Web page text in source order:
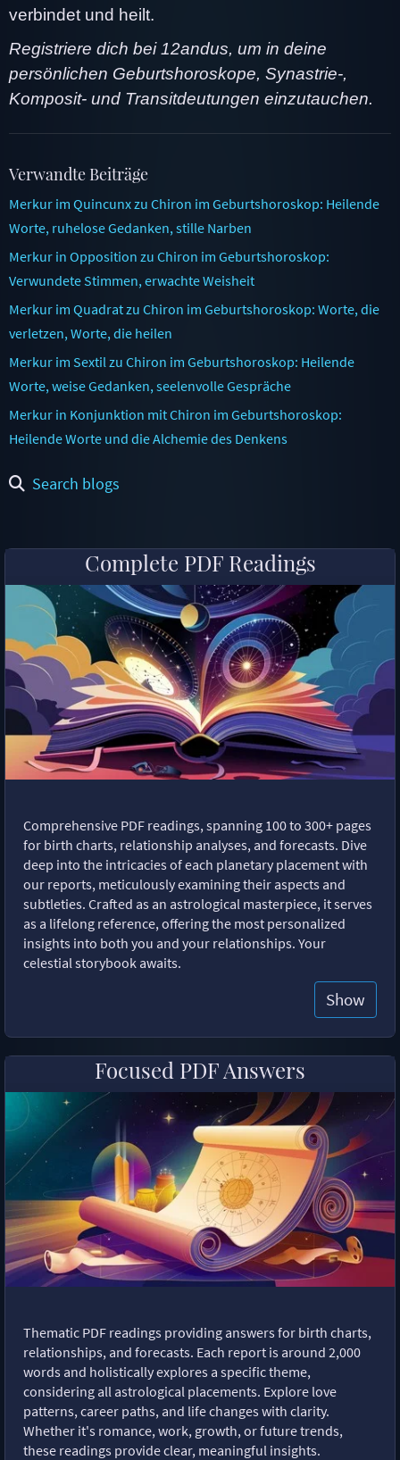
verbindet und heilt.
Registriere dich bei 12andus, um in deine
persönlichen Geburtshoroskope, Synastrie-,
Komposit- und Transitdeutungen einzutauchen.
Verwandte Beiträge
Merkur im Quincunx zu Chiron im Geburtshoroskop: Heilende
Worte, ruhelose Gedanken, stille Narben
Merkur in Opposition zu Chiron im Geburtshoroskop:
Verwundete Stimmen, erwachte Weisheit
Merkur im Quadrat zu Chiron im Geburtshoroskop: Worte, die
verletzen, Worte, die heilen
Merkur im Sextil zu Chiron im Geburtshoroskop: Heilende
Worte, weise Gedanken, seelenvolle Gespräche
Merkur in Konjunktion mit Chiron im Geburtshoroskop:
Heilende Worte und die Alchemie des Denkens
Search blogs
Complete PDF Readings
Comprehensive PDF readings, spanning 100 to 300+ pages
for birth charts, relationship analyses, and forecasts. Dive
deep into the intricacies of each planetary placement with
our reports, meticulously examining their aspects and
subtleties. Crafted as an astrological masterpiece, it serves
as a lifelong reference, offering the most personalized
insights into both you and your relationships. Your
celestial storybook awaits.
Show
Focused PDF Answers
Thematic PDF readings providing answers for birth charts,
relationships, and forecasts. Each report is around 2,000
words and holistically explores a specific theme,
considering all astrological placements. Explore love
patterns, career paths, and life changes with clarity.
Whether it's romance, work, growth, or future trends,
these readings provide clear, meaningful insights.